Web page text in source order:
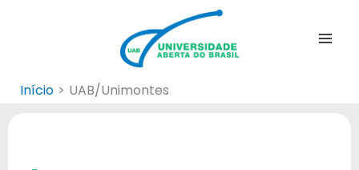
Início
UAB/Unimontes